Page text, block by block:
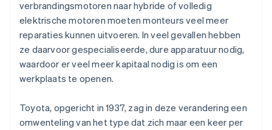
verbrandingsmotoren naar hybride of volledig
elektrische motoren moeten monteurs veel meer
reparaties kunnen uitvoeren. In veel gevallen hebben
ze daarvoor gespecialiseerde, dure apparatuur nodig,
waardoor er veel meer kapitaal nodig is om een
werkplaats te openen.
Toyota, opgericht in 1937, zag in deze verandering een
omwenteling van het type dat zich maar een keer per